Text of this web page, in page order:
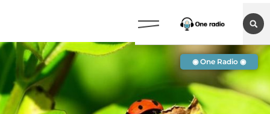
◉ One Radio ◉